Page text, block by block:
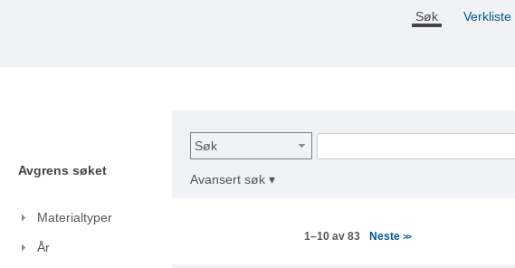
Søk Verkliste
Avgrens søket
Materialtyper
År
Søk
Avansert søk ▾
1–10 av 83 Neste>>